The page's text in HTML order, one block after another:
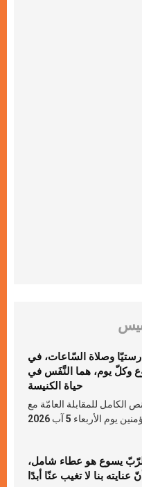
وصلاة السّاعات، في
وكلّ يوم، هما النَّفَس في
حياة الكنيسة
الكامل للمقابلة العامّة مع
يوم الأربعاء 5 آب 2026
يسوع هو عطاء شامل،
عنايته بنا لا تغيب عنّا أبدًا